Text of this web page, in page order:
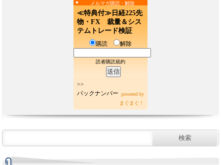
メルマガ購読・解除
≪特典付≫日経225先
物・FX 裁量＆シス
テムトレード検証
購読 解除
読者購読規約
>>
バックナンバー
powered by
まぐまぐ！